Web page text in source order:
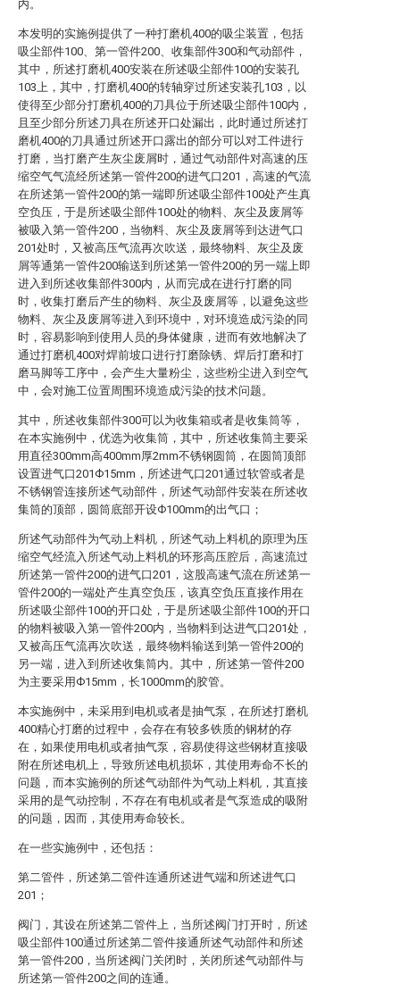
内。
本发明的实施例提供了一种打磨机400的吸尘装置，包括
吸尘部件100、第一管件200、收集部件300和气动部件，
其中，所述打磨机400安装在所述吸尘部件100的安装孔
103上，其中，打磨机400的转轴穿过所述安装孔103，以
使得至少部分打磨机400的刀具位于所述吸尘部件100内，
且至少部分所述刀具在所述开口处漏出，此时通过所述打
磨机400的刀具通过所述开口露出的部分可以对工件进行
打磨，当打磨产生灰尘废屑时，通过气动部件对高速的压
缩空气气流经所述第一管件200的进气口201，高速的气流
在所述第一管件200的第一端即所述吸尘部件100处产生真
空负压，于是所述吸尘部件100处的物料、灰尘及废屑等
被吸入第一管件200，当物料、灰尘及废屑等到达进气口
201处时，又被高压气流再次吹送，最终物料、灰尘及废
屑等通第一管件200输送到所述第一管件200的另一端上即
进入到所述收集部件300内，从而完成在进行打磨的同
时，收集打磨后产生的物料、灰尘及废屑等，以避免这些
物料、灰尘及废屑等进入到环境中，对环境造成污染的同
时，容易影响到使用人员的身体健康，进而有效地解决了
通过打磨机400对焊前坡口进行打磨除锈、焊后打磨和打
磨马脚等工序中，会产生大量粉尘，这些粉尘进入到空气
中，会对施工位置周围环境造成污染的技术问题。
其中，所述收集部件300可以为收集箱或者是收集筒等，
在本实施例中，优选为收集筒，其中，所述收集筒主要采
用直径300mm高400mm厚2mm不锈钢圆筒，在圆筒顶部
设置进气口201Ф15mm，所述进气口201通过软管或者是
不锈钢管连接所述气动部件，所述气动部件安装在所述收
集筒的顶部，圆筒底部开设Ф100mm的出气口；
所述气动部件为气动上料机，所述气动上料机的原理为压
缩空气经流入所述气动上料机的环形高压腔后，高速流过
所述第一管件200的进气口201，这股高速气流在所述第一
管件200的一端处产生真空负压，该真空负压直接作用在
所述吸尘部件100的开口处，于是所述吸尘部件100的开口
的物料被吸入第一管件200内，当物料到达进气口201处，
又被高压气流再次吹送，最终物料输送到第一管件200的
另一端，进入到所述收集筒内。其中，所述第一管件200
为主要采用Ф15mm，长1000mm的胶管。
本实施例中，未采用到电机或者是抽气泵，在所述打磨机
400精心打磨的过程中，会存在有较多铁质的钢材的存
在，如果使用电机或者抽气泵，容易使得这些钢材直接吸
附在所述电机上，导致所述电机损坏，其使用寿命不长的
问题，而本实施例的所述气动部件为气动上料机，其直接
采用的是气动控制，不存在有电机或者是气泵造成的吸附
的问题，因而，其使用寿命较长。
在一些实施例中，还包括：
第二管件，所述第二管件连通所述进气端和所述进气口
201；
阀门，其设在所述第二管件上，当所述阀门打开时，所述
吸尘部件100通过所述第二管件接通所述气动部件和所述
第一管件200，当所述阀门关闭时，关闭所述气动部件与
所述第一管件200之间的连通。